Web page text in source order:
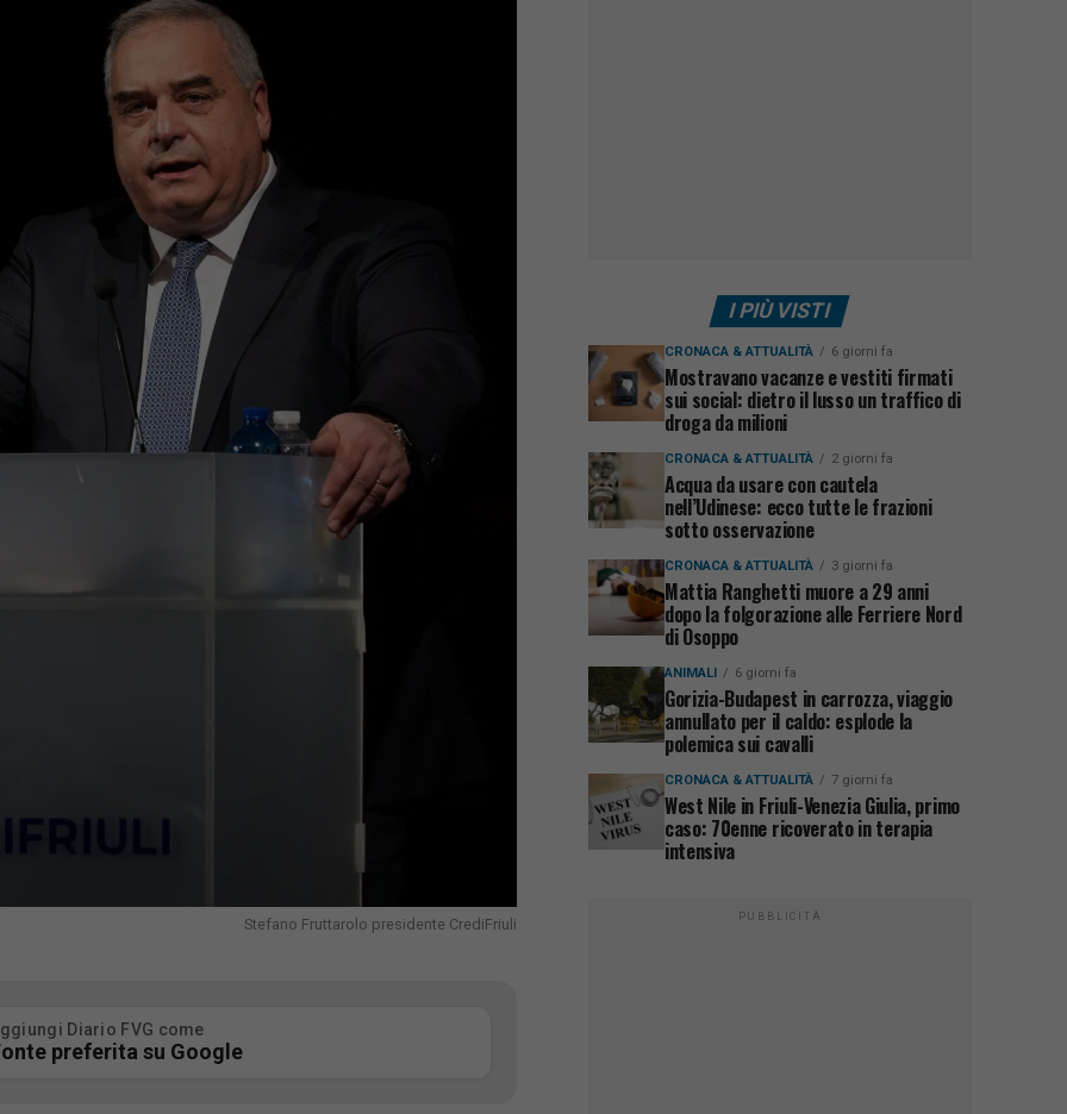
Stefano Fruttarolo presidente CrediFriuli
Diario FVG come
preferita su Google
I PIÙ VISTI
CRONACA & ATTUALITÀ 6 giorni fa
Mostravano vacanze e vestiti firmati
sui social: dietro il lusso un traffico di
droga da milioni
CRONACA & ATTUALITÀ 2 giorni fa
Acqua da usare con cautela
nell’Udinese: ecco tutte le frazioni
sotto osservazione
CRONACA & ATTUALITÀ 3 giorni fa
Mattia Ranghetti muore a 29 anni
dopo la folgorazione alle Ferriere Nord
di Osoppo
ANIMALI 6 giorni fa
Gorizia-Budapest in carrozza, viaggio
annullato per il caldo: esplode la
polemica sui cavalli
CRONACA & ATTUALITÀ 7 giorni fa
West Nile in Friuli-Venezia Giulia, primo
caso: 70enne ricoverato in terapia
intensiva
PUBBLICITÀ